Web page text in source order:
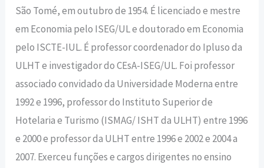
São Tomé, em outubro de 1954. É licenciado e mestre
em Economia pelo ISEG/UL e doutorado em Economia
pelo ISCTE-IUL. É professor coordenador do Ipluso da
ULHT e investigador do CEsA-ISEG/UL. Foi professor
associado convidado da Universidade Moderna entre
1992 e 1996, professor do Instituto Superior de
Hotelaria e Turismo (ISMAG/ ISHT da ULHT) entre 1996
e 2000 e professor da ULHT entre 1996 e 2002 e 2004 a
2007. Exerceu funções e cargos dirigentes no ensino